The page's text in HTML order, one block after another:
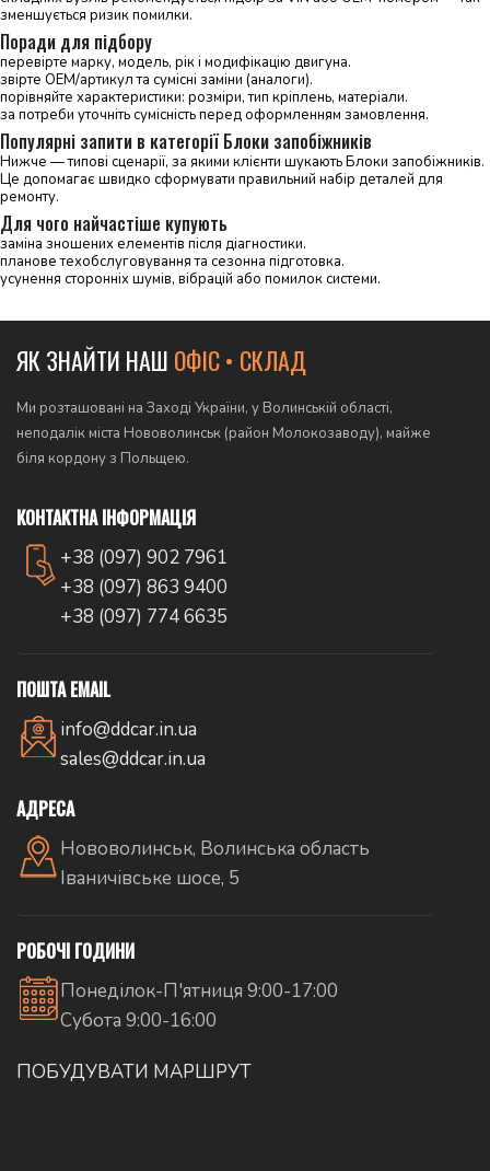
зменшується ризик помилки.
Поради для підбору
перевірте марку, модель, рік і модифікацію двигуна.
звірте OEM/артикул та сумісні заміни (аналоги).
порівняйте характеристики: розміри, тип кріплень, матеріали.
за потреби уточніть сумісність перед оформленням замовлення.
Популярні запити в категорії Блоки запобіжників
Нижче — типові сценарії, за якими клієнти шукають Блоки запобіжників.
Це допомагає швидко сформувати правильний набір деталей для
ремонту.
Для чого найчастіше купують
заміна зношених елементів після діагностики.
планове техобслуговування та сезонна підготовка.
усунення сторонніх шумів, вібрацій або помилок системи.
ЯК ЗНАЙТИ НАШ ОФІС • СКЛАД
Ми розташовані на Заході України, у Волинській області,
неподалік міста Нововолинськ (район Молокозаводу), майже
біля кордону з Польщею.
КОНТАКТНА ІНФОРМАЦІЯ
+38 (097) 902 7961
+38 (097) 863 9400
+38 (097) 774 6635
ПОШТА EMAIL
info@ddcar.in.ua
sales@ddcar.in.ua
АДРЕСА
Нововолинськ, Волинська область
Іваничівське шосе, 5
РОБОЧІ ГОДИНИ
Понеділок-П'ятниця 9:00-17:00
Субота 9:00-16:00
ПОБУДУВАТИ МАРШРУТ